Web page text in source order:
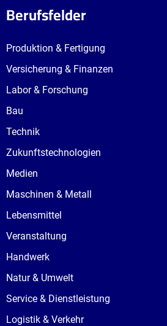
Berufsfelder
Produktion & Fertigung
Versicherung & Finanzen
Labor & Forschung
Bau
Technik
Zukunftstechnologien
Medien
Maschinen & Metall
Lebensmittel
Veranstaltung
Handwerk
Natur & Umwelt
Service & Dienstleistung
Logistik & Verkehr